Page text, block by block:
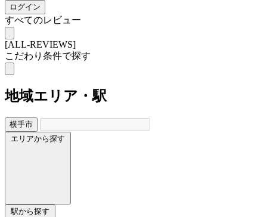
ログイン
すべてのレビュー
[ALL-REVIEWS]
こだわり条件で探す
地域エリア・駅
横手市
エリアから探す
駅から探す